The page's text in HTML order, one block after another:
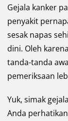
Gejala kanker
penyakit
sesak napas
dini. Oleh
tanda-tanda
pemeriksaan
Yuk, simak
Anda